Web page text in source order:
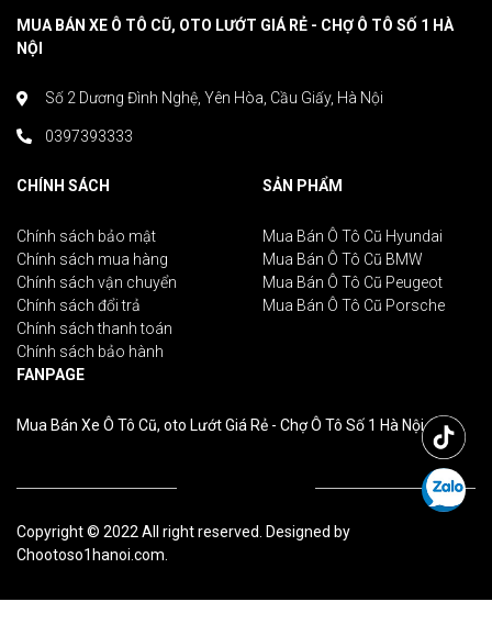
MUA BÁN XE Ô TÔ CŨ, OTO LƯỚT GIÁ RẺ - CHỢ Ô TÔ SỐ 1 HÀ
NỘI
Số 2 Dương Đình Nghệ, Yên Hòa, Cầu Giấy, Hà Nội
0397393333
CHÍNH SÁCH
Chính sách bảo mật
Chính sách mua hàng
Chính sách vận chuyển
Chính sách đổi trả
Chính sách thanh toán
Chính sách bảo hành
SẢN PHẨM
Mua Bán Ô Tô Cũ Hyundai
Mua Bán Ô Tô Cũ BMW
Mua Bán Ô Tô Cũ Peugeot
Mua Bán Ô Tô Cũ Porsche
FANPAGE
Mua Bán Xe Ô Tô Cũ, oto Lướt Giá Rẻ - Chợ Ô Tô Số 1 Hà Nội
Copyright © 2022 All right reserved. Designed by
Chootoso1hanoi.com.